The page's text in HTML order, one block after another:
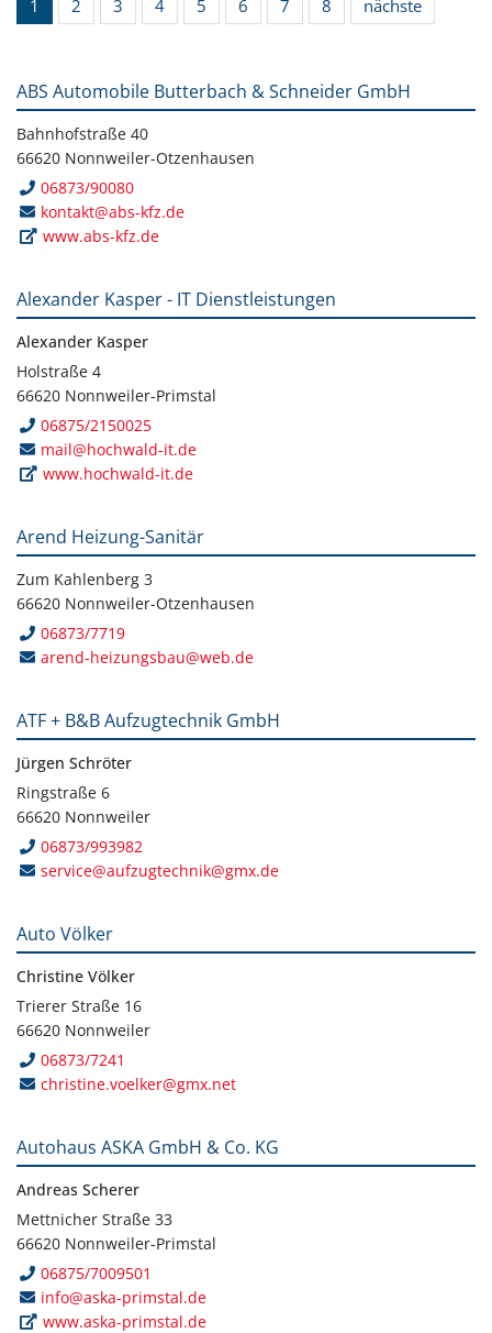
1 2 3 4 5 6 7 8 nächste
ABS Automobile Butterbach & Schneider GmbH
Bahnhofstraße 40
66620 Nonnweiler-Otzenhausen
06873/90080
kontakt@abs-kfz.de
www.abs-kfz.de
Alexander Kasper - IT Dienstleistungen
Alexander Kasper
Holstraße 4
66620 Nonnweiler-Primstal
06875/2150025
mail@hochwald-it.de
www.hochwald-it.de
Arend Heizung-Sanitär
Zum Kahlenberg 3
66620 Nonnweiler-Otzenhausen
06873/7719
arend-heizungsbau@web.de
ATF + B&B Aufzugtechnik GmbH
Jürgen Schröter
Ringstraße 6
66620 Nonnweiler
06873/993982
service@aufzugtechnik@gmx.de
Auto Völker
Christine Völker
Trierer Straße 16
66620 Nonnweiler
06873/7241
christine.voelker@gmx.net
Autohaus ASKA GmbH & Co. KG
Andreas Scherer
Mettnicher Straße 33
66620 Nonnweiler-Primstal
06875/7009501
info@aska-primstal.de
www.aska-primstal.de